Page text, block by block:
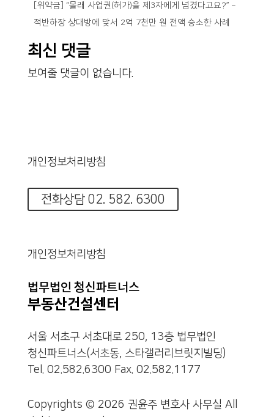
[위약금] “몰래 사업권(허가)을 제3자에게 넘겼다고요?” –
적반하장 상대방에 맞서 2억 7천만 원 전액 승소한 사례
최신 댓글
보여줄 댓글이 없습니다.
개인정보처리방침
전화상담 02. 582. 6300
개인정보처리방침
서울 서초구 서초대로 250, 13층 법무법인
청신파트너스(서초동, 스타갤러리브릿지빌딩)
Tel. 02.582.6300 Fax. 02.582.1177
Copyrights © 2026 권윤주 변호사 사무실 All